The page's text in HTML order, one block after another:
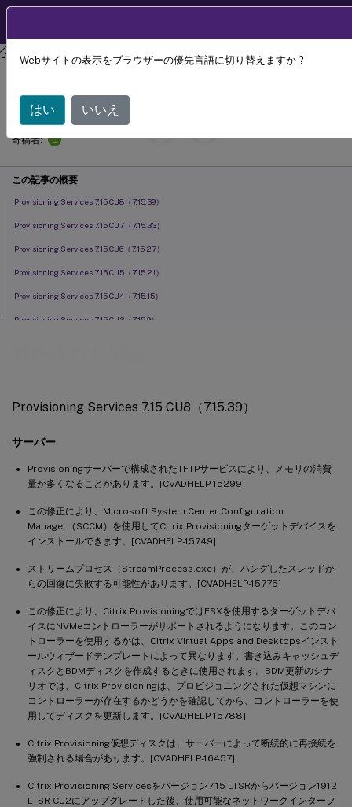
Citrix Provisioning Provisioning Services 7.15
Provisioning Services 7.15 CU8（7.15.39）
サーバー
Provisioningサーバーで構成されたTFTPサービスにより、メモリの消費
量が多くなることがあります。[CVADHELP-15299]
この修正により、Microsoft System Center Configuration
Manager（SCCM）を使用してCitrix Provisioningターゲットデバイスを
インストールできます。[CVADHELP-15749]
ストリームプロセス（StreamProcess.exe）が、ハングしたスレッドか
らの回復に失敗する可能性があります。[CVADHELP-15775]
この修正により、Citrix ProvisioningではESXを使用するターゲットデバ
イスにNVMeコントローラーがサポートされるようになります。このコン
トローラーを使用するかは、Citrix Virtual Apps and Desktopsインスト
ールウィザードテンプレートによって異なります。書き込みキャッシュデ
ィスクとBDMディスクを作成するときに使用されます。BDM更新のシナ
リオでは、Citrix Provisioningは、プロビジョニングされた仮想マシンに
コントローラーが存在するかどうかを確認してから、コントローラーを使
用してディスクを更新します。[CVADHELP-15788]
Citrix Provisioning仮想ディスクは、サーバーによって断続的に再接続を
強制される場合があります。[CVADHELP-16457]
Citrix Provisioning Servicesをバージョン7.15 LTSRからバージョン1912
LTSR CU2にアップグレードした後、使用可能なネットワークインターフ
解決された問題
August 30,
2022
寄稿者:
C
この記事の概要
Provisioning Services 7.15 CU8（7.15.39）
Provisioning Services 7.15 CU7（7.15.33）
Provisioning Services 7.15 CU6（7.15.27）
Provisioning Services 7.15 CU5（7.15.21）
Provisioning Services 7.15 CU4（7.15.15）
Provisioning Services 7.15 CU3（7.15.9）
Webサイトの表示をブラウザーの優先言語に切り替えますか ?
はい いいえ